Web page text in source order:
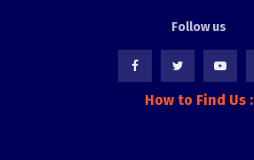
Follow us
How to Find Us :